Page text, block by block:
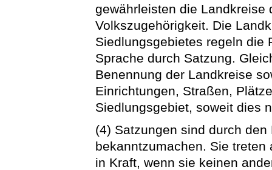
gewährleisten die Landkreise
Volkszugehörigkeit. Die
Siedlungsgebietes regeln die
Sprache durch Satzung.
Benennung der Landkreise
Einrichtungen, Straßen,
Siedlungsgebiet, soweit dies
(4) Satzungen sind durch
bekanntzumachen. Sie
in Kraft, wenn sie keinen